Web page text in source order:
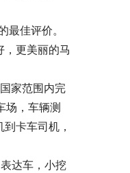
佳评价。
更美丽的马
家范围内完
场，车辆测
卡车司机，
达车，小挖